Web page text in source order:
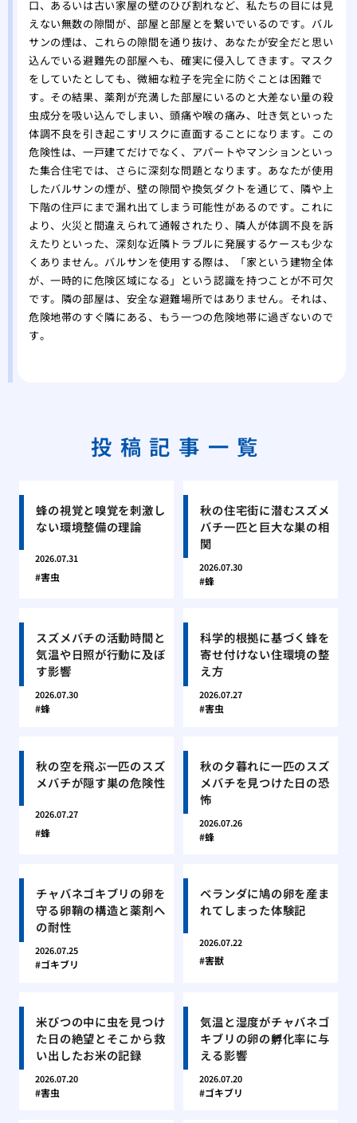
口、あるいは古い家屋の壁のひび割れなど、私たちの目には見
えない無数の隙間が、部屋と部屋とを繋いでいるのです。バル
サンの煙は、これらの隙間を通り抜け、あなたが安全だと思い
込んでいる避難先の部屋へも、確実に侵入してきます。マスク
をしていたとしても、微細な粒子を完全に防ぐことは困難で
す。その結果、薬剤が充満した部屋にいるのと大差ない量の殺
虫成分を吸い込んでしまい、頭痛や喉の痛み、吐き気といった
体調不良を引き起こすリスクに直面することになります。この
危険性は、一戸建てだけでなく、アパートやマンションといっ
た集合住宅では、さらに深刻な問題となります。あなたが使用
したバルサンの煙が、壁の隙間や換気ダクトを通じて、隣や上
下階の住戸にまで漏れ出てしまう可能性があるのです。これに
より、火災と間違えられて通報されたり、隣人が体調不良を訴
えたりといった、深刻な近隣トラブルに発展するケースも少な
くありません。バルサンを使用する際は、「家という建物全体
が、一時的に危険区域になる」という認識を持つことが不可欠
です。隣の部屋は、安全な避難場所ではありません。それは、
危険地帯のすぐ隣にある、もう一つの危険地帯に過ぎないので
す。
投稿記事一覧
蜂の視覚と嗅覚を刺激し
ない環境整備の理論
2026.07.31
害虫
秋の住宅街に潜むスズメ
バチ一匹と巨大な巣の相
関
2026.07.30
蜂
スズメバチの活動時間と
気温や日照が行動に及ぼ
す影響
2026.07.30
蜂
科学的根拠に基づく蜂を
寄せ付けない住環境の整
え方
2026.07.27
害虫
秋の空を飛ぶ一匹のスズ
メバチが隠す巣の危険性
2026.07.27
蜂
秋の夕暮れに一匹のスズ
メバチを見つけた日の恐
怖
2026.07.26
蜂
チャバネゴキブリの卵を
守る卵鞘の構造と薬剤へ
の耐性
2026.07.25
ゴキブリ
ベランダに鳩の卵を産ま
れてしまった体験記
2026.07.22
害獣
米びつの中に虫を見つけ
た日の絶望とそこから救
い出したお米の記録
2026.07.20
害虫
気温と湿度がチャバネゴ
キブリの卵の孵化率に与
える影響
2026.07.20
ゴキブリ